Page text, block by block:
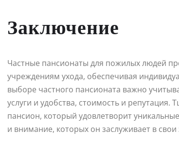
Заключение
Частные пансионаты для пожилых людей
учреждениям ухода, обеспечивая
выборе частного пансионата важно
услуги и удобства, стоимость и
пансион, который удовлетворит
и внимание, которых он заслуживает в